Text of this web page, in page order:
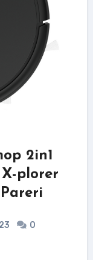
2in1
X-plorer
0